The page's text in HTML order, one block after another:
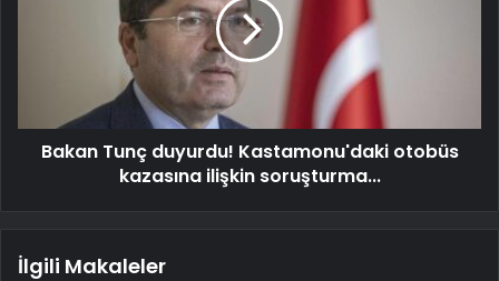
Bakan Tunç duyurdu! Kastamonu'daki otobüs
kazasına ilişkin soruşturma...
İlgili Makaleler